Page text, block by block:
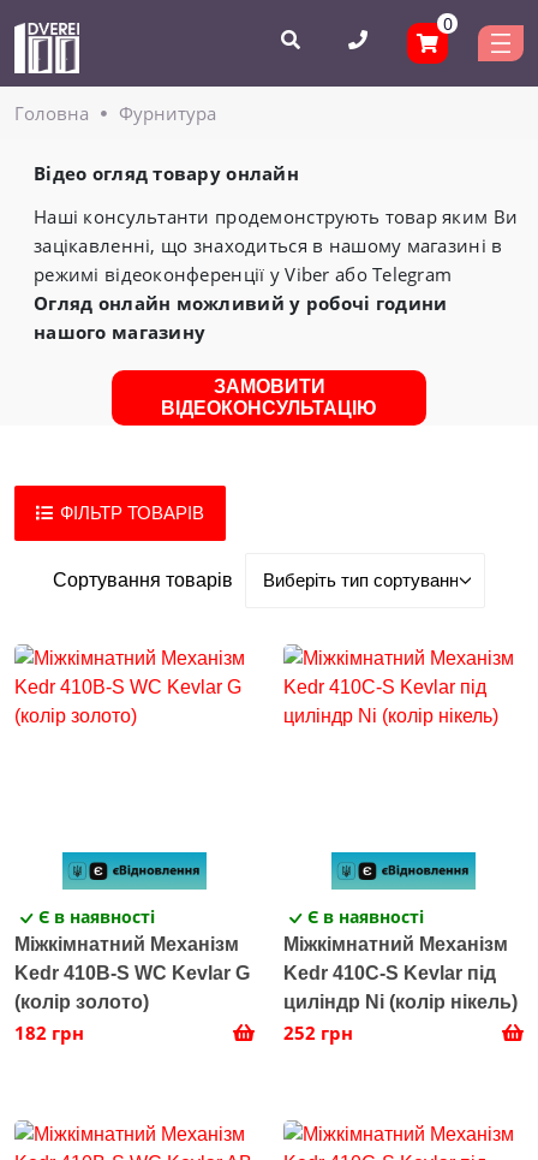
0
Головнa Фурнитура
Відео огляд товару онлайн
Наші консультанти продемонструють товар яким Ви
зацікавленні, що знаходиться в нашому магазині в
режимі відеоконференції у Viber або Telegram
Огляд онлайн можливий у робочі години
нашого магазину
ЗАМОВИТИ
ВІДЕОКОНСУЛЬТАЦІЮ
ФІЛЬТР ТОВАРІВ
Сортування товарів
Є в наявності
Міжкімнатний Механізм
Kedr 410B-S WC Kevlar G
(колір золото)
182 грн
Є в наявності
Міжкімнатний Механізм
Kedr 410С-S Kevlar під
циліндр Ni (колір нікель)
252 грн